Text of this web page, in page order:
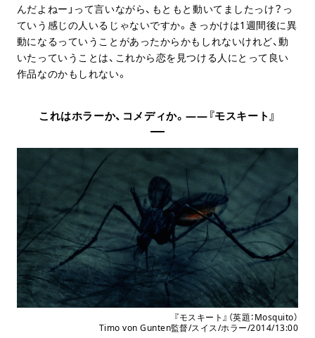
んだよねー」って言いながら、もともと動いてましたっけ？っ
ていう感じの人いるじゃないですか。きっかけは1週間後に異
動になるっていうことがあったからかもしれないけれど、動
いたっていうことは、これから恋を見つける人にとって良い
作品なのかもしれない。
これはホラーか、コメディか。――『モスキート』
『モスキート』（英題：Mosquito）
Timo von Gunten監督/スイス/ホラー/2014/13:00